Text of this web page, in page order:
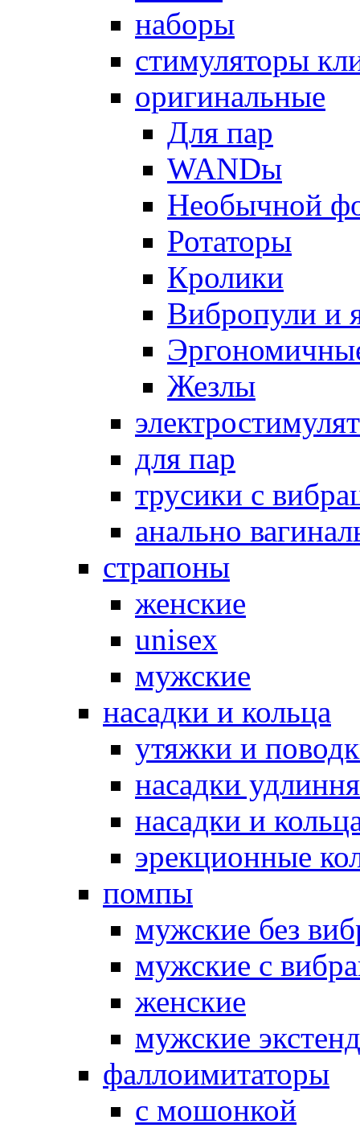
наборы
стимуляторы
оригинальные
Для пар
WANDы
Необычной
Ротаторы
Кролики
Вибропули и
Жезлы
для пар
трусики с
анально
страпоны
женские
unisex
мужские
насадки и кольца
утяжки и
насадки
насадки и
эрекционные
помпы
мужские без
мужские с
женские
мужские
фаллоимитаторы
с мошонкой